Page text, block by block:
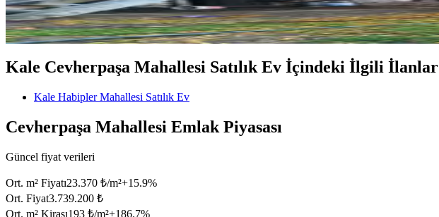
2.550.000 ₺3.300.000 ₺
Kale Cevherpaşa Mahallesi Satılık Ev İçindeki İlgili İlanlar
Kale Habipler Mahallesi Satılık Ev
Cevherpaşa Mahallesi Emlak Piyasası
Güncel fiyat verileri
Ort. m² Fiyatı23.370 ₺/m²+15.9%
Ort. Fiyat3.739.200 ₺
Ort. m² Kirası193 ₺/m²+186.7%